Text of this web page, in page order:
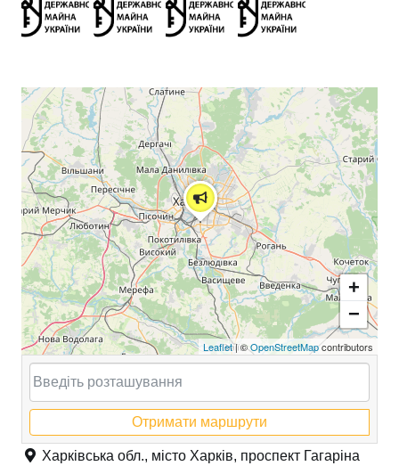
+
−
Leaflet| ©OpenStreetMapcontributors
Отримати маршрути
Харківська обл., місто Харків, проспект Гагаріна